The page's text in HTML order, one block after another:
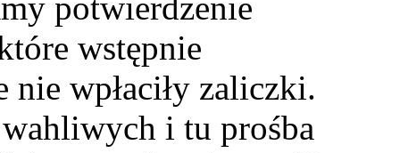
potwierdzenie
wstępnie
nie wpłaciły zaliczki.
i tu prośba